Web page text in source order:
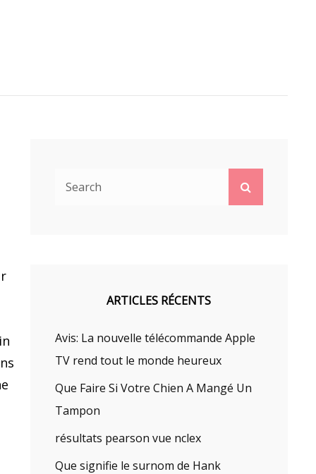
ARTICLES RÉCENTS
Avis: La nouvelle télécommande Apple
TV rend tout le monde heureux
Que Faire Si Votre Chien A Mangé Un
Tampon
résultats pearson vue nclex
Que signifie le surnom de Hank